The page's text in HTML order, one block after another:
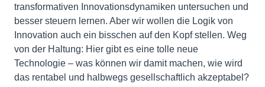
transformativen Innovationsdynamiken untersuchen und
besser steuern lernen. Aber wir wollen die Logik von
Innovation auch ein bisschen auf den Kopf stellen. Weg
von der Haltung: Hier gibt es eine tolle neue
Technologie – was können wir damit machen, wie wird
das rentabel und halbwegs gesellschaftlich akzeptabel?